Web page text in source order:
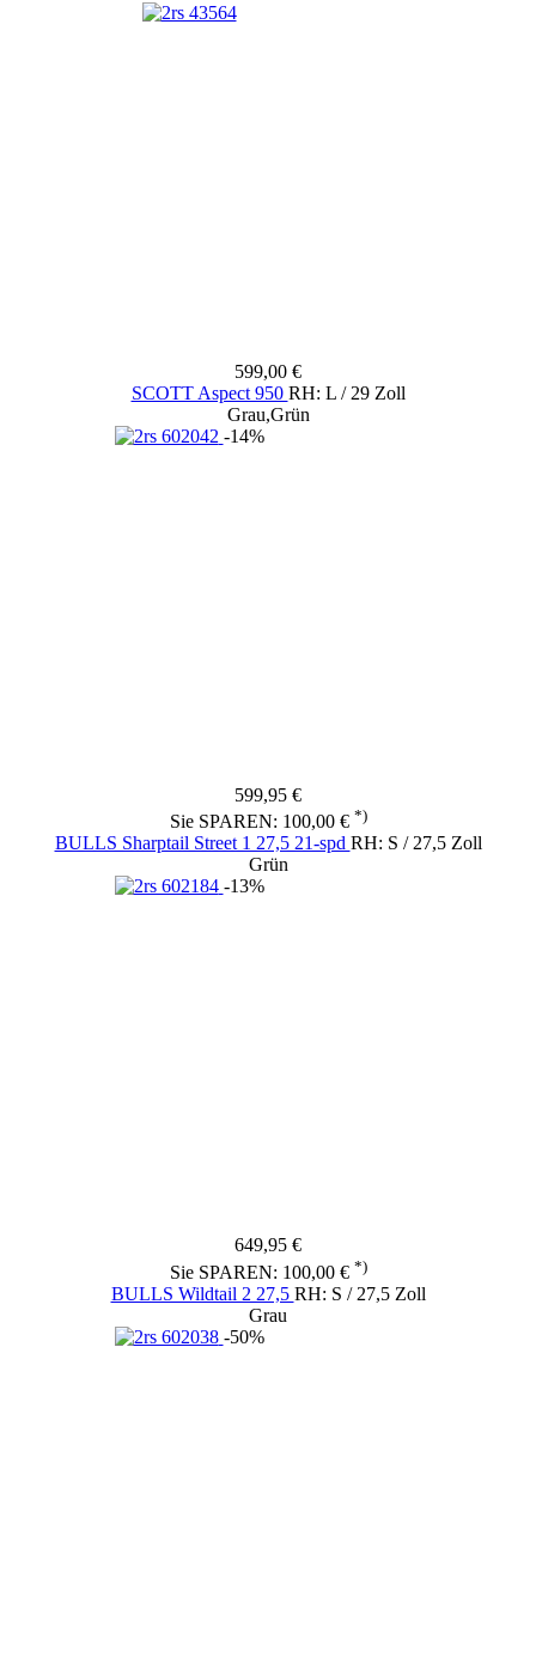
599,00 €
SCOTT Aspect 950 RH: L / 29 Zoll
Grau,Grün
-14%
599,95 €
Sie SPAREN: 100,00 € *)
BULLS Sharptail Street 1 27,5 21-spd RH: S / 27,5 Zoll
Grün
-13%
649,95 €
Sie SPAREN: 100,00 € *)
BULLS Wildtail 2 27,5 RH: S / 27,5 Zoll
Grau
-50%